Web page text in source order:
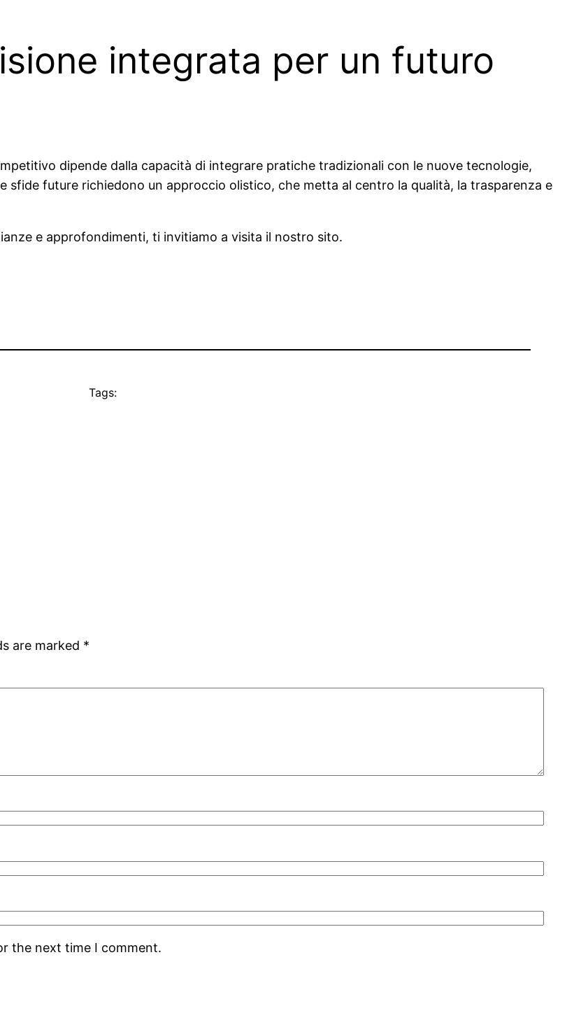
integrata per un futuro
dipende dalla capacità di integrare pratiche tradizionali con le nuove tecnologie,
sfide future richiedono un approccio olistico, che metta al centro la qualità, la trasparenza e
e approfondimenti, ti invitiamo a visita il nostro sito.
Tags:
are marked *
the next time I comment.